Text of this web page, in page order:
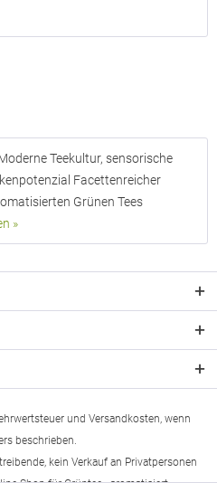
Teekultur, sensorische
Facettenreicher
Grünen Tees
»
und Versandkosten, wenn
beschrieben.
kein Verkauf an Privatpersonen
Shop für Grüntee - aromatisiert.